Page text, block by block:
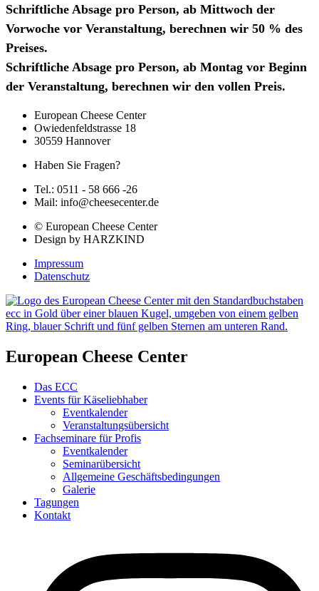
Schriftliche Absage pro Person, ab Mittwoch der
Vorwoche vor Veranstaltung, berechnen wir 50 % des
Preises.
Schriftliche Absage pro Person, ab Montag vor Beginn
der Veranstaltung, berechnen wir den vollen Preis.
European Cheese Center
Owiedenfeldstrasse 18
30559 Hannover
Haben Sie Fragen?
Tel.: 0511 - 58 666 -26
Mail: info@cheesecenter.de
© European Cheese Center
Design by HARZKIND
Impressum
Datenschutz
European Cheese Center
Das ECC
Events für Käseliebhaber
Eventkalender
Veranstaltungsübersicht
Fachseminare für Profis
Eventkalender
Seminarübersicht
Allgemeine Geschäftsbedingungen
Galerie
Tagungen
Kontakt